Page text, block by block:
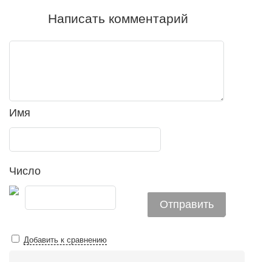
Написать комментарий
Имя
Число
Добавить к сравнению